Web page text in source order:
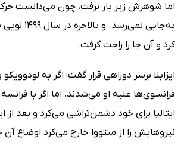
اما شوهرش زیر بار نرفت، چون می‌دانست
به‌جایی
کرد و آن جا را راحت گرفت.
ایزابلا برسر دوراهی قرار گفت: اگر به
فرانسوی‌ها علیه او می‌شدند، اما اگر با
ایتالیا برای خود دشمن‌تراشی می‌کرد و بعد از
نیروهایش را از منتووا خارج می‌کرد اوضاع